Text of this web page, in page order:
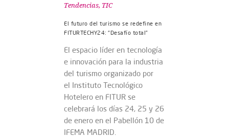
Tendencias, TIC
El futuro del turismo se redefine en
FITURTECHY24: “Desafío total”
El espacio líder en tecnología
e innovación para la industria
del turismo organizado por
el Instituto Tecnológico
Hotelero en FITUR se
celebrará los días 24, 25 y 26
de enero en el Pabellón 10 de
IFEMA MADRID.